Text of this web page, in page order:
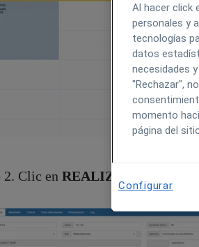
2. Clic en REALIZAR (en caso
Al hacer click
personales y
tecnologías
datos
necesidades
"Rechazar",
momento
página del
Configurar